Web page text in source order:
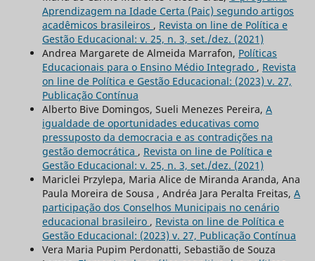
Aprendizagem na Idade Certa (Paic) segundo artigos
acadêmicos brasileiros , Revista on line de Política e
Gestão Educacional: v. 25, n. 3, set./dez. (2021)
Andrea Margarete de Almeida Marrafon, Políticas
Educacionais para o Ensino Médio Integrado , Revista
on line de Política e Gestão Educacional: (2023) v. 27,
Publicação Contínua
Alberto Bive Domingos, Sueli Menezes Pereira, A
igualdade de oportunidades educativas como
pressuposto da democracia e as contradições na
gestão democrática , Revista on line de Política e
Gestão Educacional: v. 25, n. 3, set./dez. (2021)
Mariclei Przylepa, Maria Alice de Miranda Aranda, Ana
Paula Moreira de Sousa , Andréa Jara Peralta Freitas, A
participação dos Conselhos Municipais no cenário
educacional brasileiro , Revista on line de Política e
Gestão Educacional: (2023) v. 27, Publicação Contínua
Vera Maria Pupim Perdonatti, Sebastião de Souza